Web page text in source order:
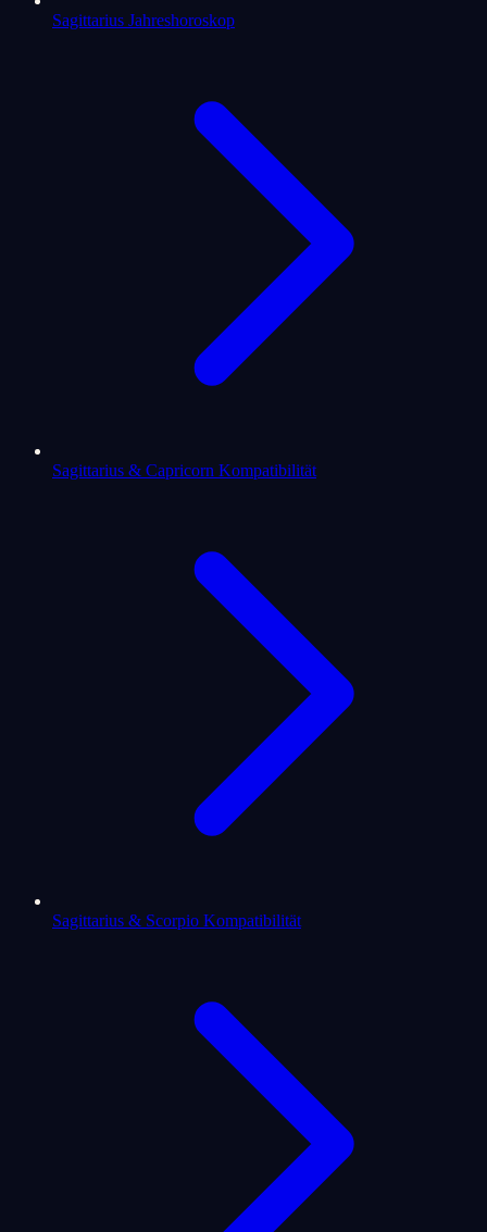
Sagittarius Jahreshoroskop
Sagittarius & Capricorn Kompatibilität
Sagittarius & Scorpio Kompatibilität